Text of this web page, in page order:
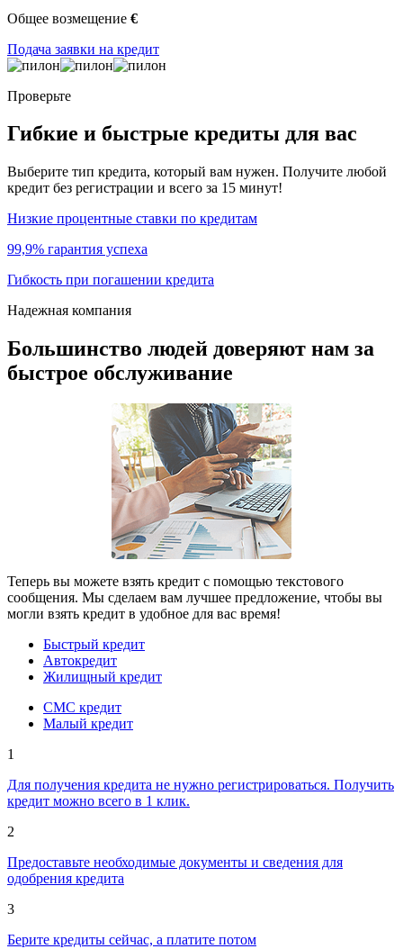
Общее возмещение €
Подача заявки на кредит
Проверьте
Гибкие и быстрые кредиты для вас
Выберите тип кредита, который вам нужен. Получите любой
кредит без регистрации и всего за 15 минут!
Низкие процентные ставки по кредитам
99,9% гарантия успеха
Гибкость при погашении кредита
Надежная компания
Большинство людей доверяют нам за
быстрое обслуживание
Теперь вы можете взять кредит с помощью текстового
сообщения. Мы сделаем вам лучшее предложение, чтобы вы
могли взять кредит в удобное для вас время!
Быстрый кредит
Автокредит
Жилищный кредит
СМС кредит
Малый кредит
1
Для получения кредита не нужно регистрироваться. Получить
кредит можно всего в 1 клик.
2
Предоставьте необходимые документы и сведения для
одобрения кредита
3
Берите кредиты сейчас, а платите потом